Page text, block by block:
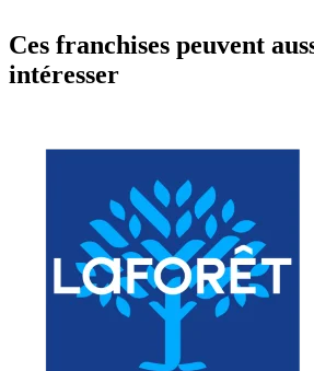
Ces franchises peuvent
intéresser